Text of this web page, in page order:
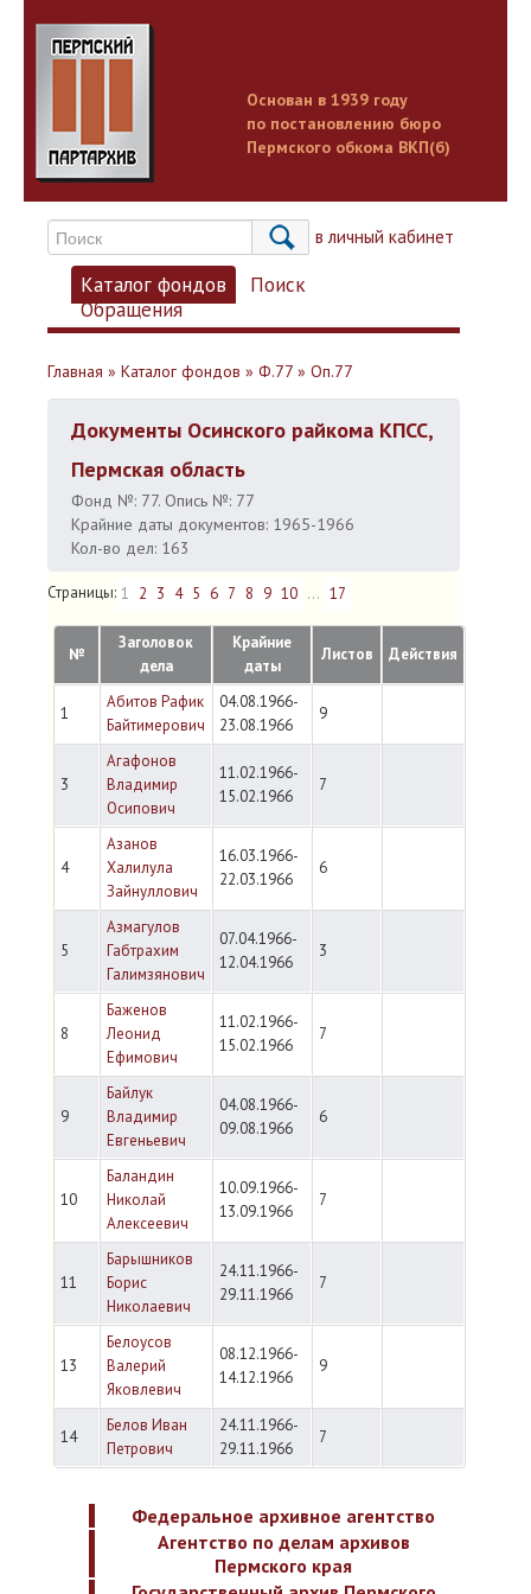
Основан в 1939 году
по постановлению бюро
Пермского обкома ВКП(б)
Вход в личный кабинет
Каталог фондов
Поиск
Обращения
Главная » Каталог фондов » Ф.77 » Оп.77
Документы Осинского райкома КПСС,
Пермская область
Фонд №: 77. Опись №: 77
Крайние даты документов: 1965-1966
Кол-во дел: 163
Страницы: 1 2 3 4 5 6 7 8 9 10 ... 17
№
Заголовок
дела
Крайние
даты
Листов Действия
1
Абитов Рафик
Байтимерович
04.08.1966-
23.08.1966
9
3
Агафонов
Владимир
Осипович
11.02.1966-
15.02.1966
7
4
Азанов
Халилула
Зайнуллович
16.03.1966-
22.03.1966
6
5
Азмагулов
Габтрахим
Галимзянович
07.04.1966-
12.04.1966
3
8
Баженов
Леонид
Ефимович
11.02.1966-
15.02.1966
7
9
Байлук
Владимир
Евгеньевич
04.08.1966-
09.08.1966
6
10
Баландин
Николай
Алексеевич
10.09.1966-
13.09.1966
7
11
Барышников
Борис
Николаевич
24.11.1966-
29.11.1966
7
13
Белоусов
Валерий
Яковлевич
08.12.1966-
14.12.1966
9
14
Белов Иван
Петрович
24.11.1966-
29.11.1966
7
Федеральное архивное агентство
Агентство по делам архивов
Пермского края